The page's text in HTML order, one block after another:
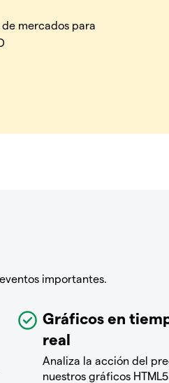
mercados para
importantes.
Gráficos en
real
Analiza la acción del
nuestros gráficos HTML5